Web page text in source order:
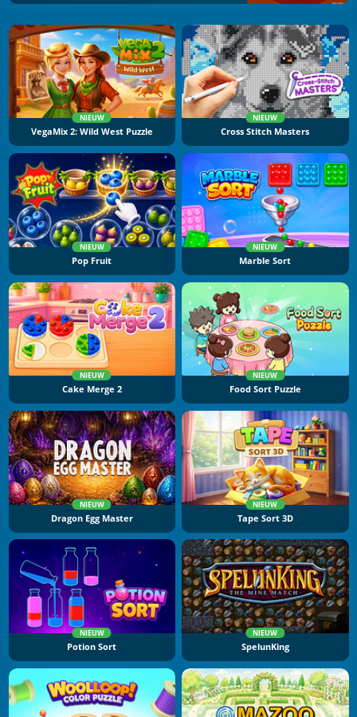
NIEUW
VegaMix 2: Wild West Puzzle
NIEUW
Cross Stitch Masters
NIEUW
Pop Fruit
NIEUW
Marble Sort
NIEUW
Cake Merge 2
NIEUW
Food Sort Puzzle
NIEUW
Dragon Egg Master
NIEUW
Tape Sort 3D
NIEUW
Potion Sort
NIEUW
SpelunKing